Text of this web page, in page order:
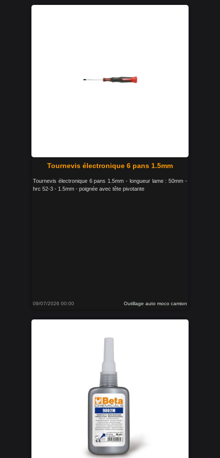
Tournevis électronique 6 pans 1.5mm
Tournevis électronique 6 pans 1.5mm - longueur lame : 50mm -
hrc 52-3 - 1.5mm - poignée avec tête pivotante
09/07/2026 00:00 Outillage auto moco camion